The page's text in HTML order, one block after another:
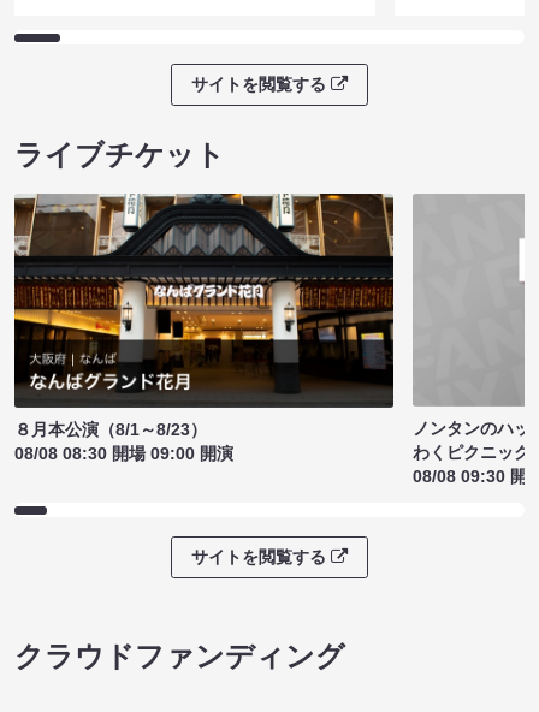
サイトを閲覧する
ライブチケット
８月本公演（8/1～8/23）
08/08 08:30 開場 09:00 開演
ノンタンのハッ
わくピクニック
08/08 09:30 開
サイトを閲覧する
クラウドファンディング